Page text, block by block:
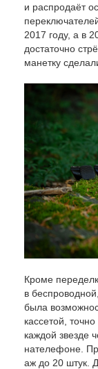
и распродаёт
2017 году, а в
достаточно
манетку
Кроме
в
была
кассетой,
каждой звезде
нателефоне.
аж до 20 штук.